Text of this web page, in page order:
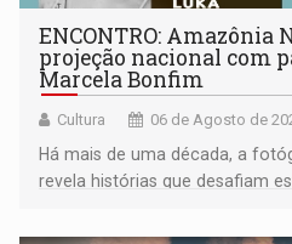
ENCONTRO: Amazônia
projeção nacional com
Marcela Bonfim
Cultura 06 de Agosto de
Há mais de uma década, a
revela histórias que desafiam
negras